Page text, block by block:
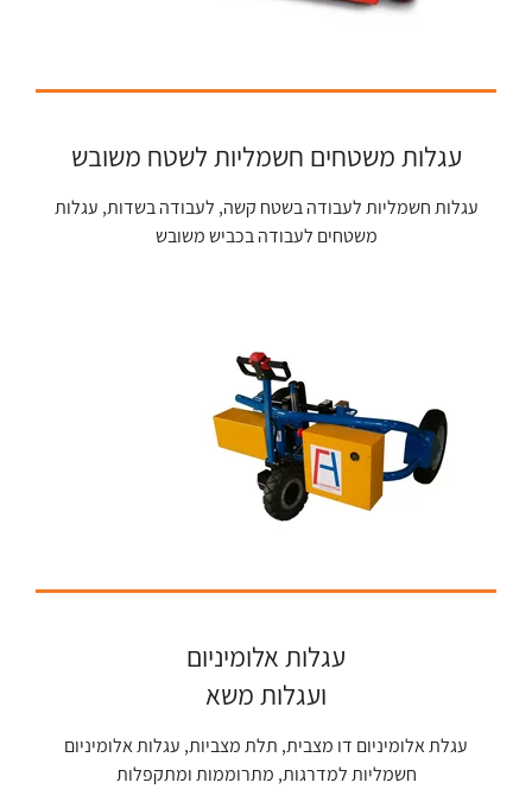
עגלות משטחים חשמליות לשטח משובש
עגלות חשמליות לעבודה בשטח קשה, לעבודה בשדות, עגלות
משטחים לעבודה בכביש משובש
עגלות אלומיניום
ועגלות משא
עגלת אלומיניום דו מצבית, תלת מצביות, עגלות אלומיניום
חשמליות למדרגות, מתרוממות ומתקפלות